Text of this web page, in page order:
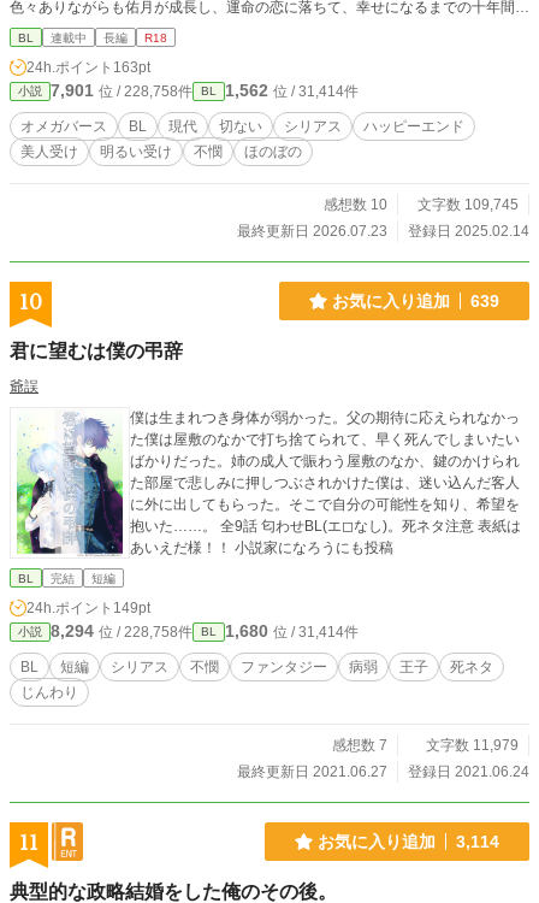
色々ありながらも佑月が成長し、運命の恋に落ちて、幸せになるまでの十年間を
描いた物語です。
BL 連載中 長編 R18
24h.ポイント 163pt
小説 7,901 位 / 228,758件 BL 1,562 位 / 31,414件
オメガバース BL 現代 切ない シリアス
ハッピーエンド
美人受け
明るい受け 不憫 ほのぼの
感想数 10
文字数 109,745
最終更新日 2026.07.23
登録日 2025.02.14
10 お気に入り追加 639
君に望むは僕の弔辞
爺誤
僕は生まれつき身体が弱かった。父の期待に応えられなかっ
た僕は屋敷のなかで打ち捨てられて、早く死んでしまいたい
ばかりだった。姉の成人で賑わう屋敷のなか、鍵のかけられ
た部屋で悲しみに押しつぶされかけた僕は、迷い込んだ客人
に外に出してもらった。そこで自分の可能性を知り、希望を
抱いた……。 全9話 匂わせBL(エ◻︎なし)。死ネタ注意 表紙は
あいえだ様！！ 小説家になろうにも投稿
BL 完結 短編
24h.ポイント 149pt
小説 8,294 位 / 228,758件 BL 1,680 位 / 31,414件
BL 短編 シリアス 不憫 ファンタジー 病弱 王子
死ネタ
じんわり
感想数 7
文字数 11,979
最終更新日 2021.06.27
登録日 2021.06.24
11 お気に入り追加 3,114
典型的な政略結婚をした俺のその後。